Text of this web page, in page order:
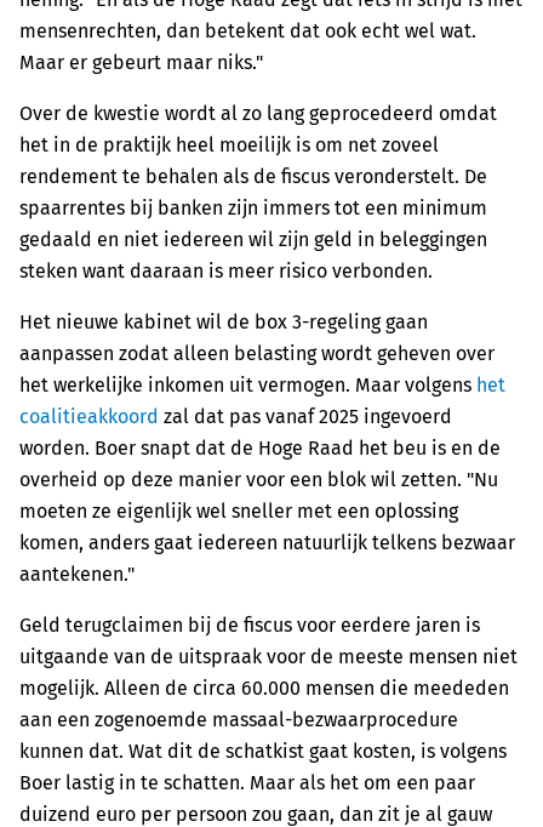
mensenrechten, dan betekent dat ook echt wel wat.
Maar er gebeurt maar niks."
Over de kwestie wordt al zo lang geprocedeerd omdat
het in de praktijk heel moeilijk is om net zoveel
rendement te behalen als de fiscus veronderstelt. De
spaarrentes bij banken zijn immers tot een minimum
gedaald en niet iedereen wil zijn geld in beleggingen
steken want daaraan is meer risico verbonden.
Het nieuwe kabinet wil de box 3-regeling gaan
aanpassen zodat alleen belasting wordt geheven over
het werkelijke inkomen uit vermogen. Maar volgens het
coalitieakkoord zal dat pas vanaf 2025 ingevoerd
worden. Boer snapt dat de Hoge Raad het beu is en de
overheid op deze manier voor een blok wil zetten. "Nu
moeten ze eigenlijk wel sneller met een oplossing
komen, anders gaat iedereen natuurlijk telkens bezwaar
aantekenen."
Geld terugclaimen bij de fiscus voor eerdere jaren is
uitgaande van de uitspraak voor de meeste mensen niet
mogelijk. Alleen de circa 60.000 mensen die meededen
aan een zogenoemde massaal-bezwaarprocedure
kunnen dat. Wat dit de schatkist gaat kosten, is volgens
Boer lastig in te schatten. Maar als het om een paar
duizend euro per persoon zou gaan, dan zit je al gauw